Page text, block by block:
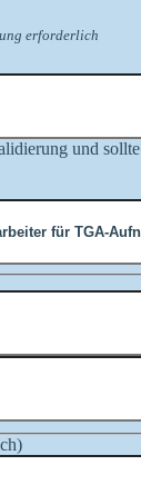
erforderlich
und sollte